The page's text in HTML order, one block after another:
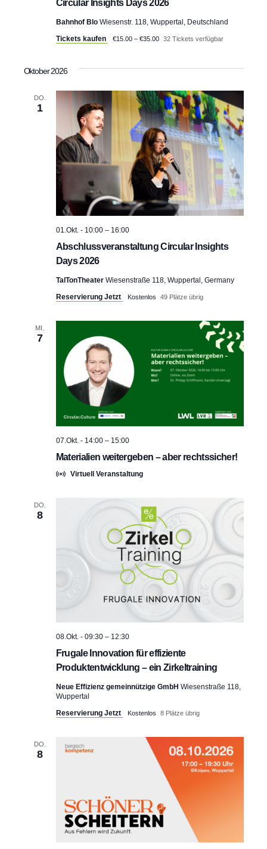
Circular Insights Days 2026
Bahnhof Blo Wiesenstr. 118, Wuppertal, Deutschland
Tickets kaufen
€15.00 – €35.00 32 Tickets verfügbar
Oktober 2026
DO.
1
Abschlussveranstaltung Circular Insights
Days 2026
01.Okt. - 10:00– 16:00
TalTonTheater Wiesenstraße 118, Wuppertal, Germany
Reservierung Jetzt
Kostenlos 49 Plätze übrig
MI.
7
Materialien weitergeben – aber rechtssicher!
07.Okt. - 14:00– 15:00
Virtuell Veranstaltung
DO.
8
Frugale Innovation für effiziente
Produktentwicklung – ein Zirkeltraining
08.Okt. - 09:30– 12:30
Neue Effizienz gemeinnützige GmbH Wiesenstraße 118,
Wuppertal
Reservierung Jetzt
Kostenlos 8 Plätze übrig
DO.
8